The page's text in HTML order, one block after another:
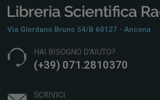
Via Giordano Bruno 54/b 60127 - Ancona
HAI BISOGNO D'AIUTO?
(+39) 071.2810370
SCRIVICI